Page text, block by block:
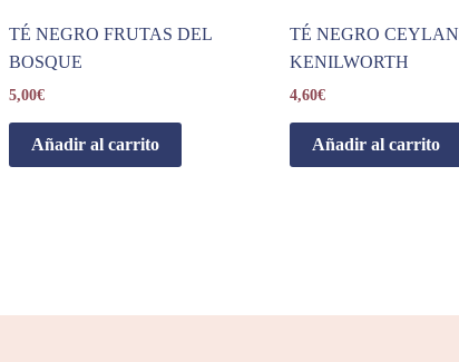
TÉ NEGRO FRUTAS DEL
BOSQUE
5,00€
Añadir al carrito
TÉ NEGRO CEYLAN
KENILWORTH
4,60€
Añadir al carrito